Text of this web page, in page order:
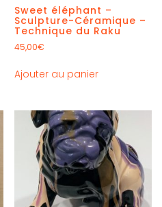
Sweet éléphant –
Sculpture-Céramique –
Technique du Raku
45,00€
Ajouter au panier